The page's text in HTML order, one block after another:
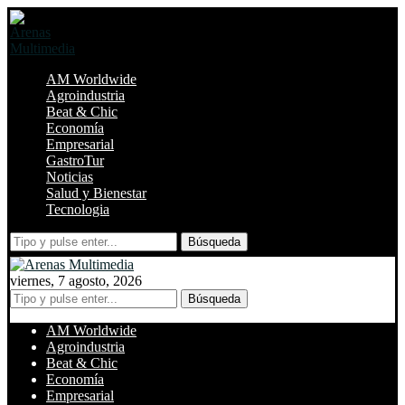
AM Worldwide
Agroindustria
Beat & Chic
Economía
Empresarial
GastroTur
Noticias
Salud y Bienestar
Tecnologia
Búsqueda
viernes, 7 agosto, 2026
Búsqueda
AM Worldwide
Agroindustria
Beat & Chic
Economía
Empresarial